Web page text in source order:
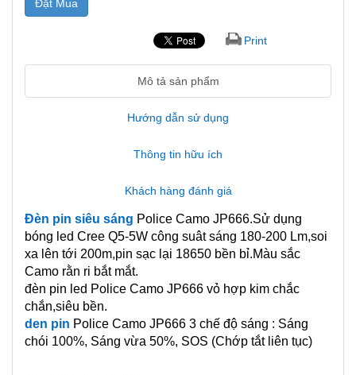
Đặt Mua
Print
Mô tả sản phẩm
Hướng dẫn sử dụng
Thông tin hữu ích
Khách hàng đánh giá
Đèn pin siêu sáng Police Camo JP666.Sử dụng
bóng led Cree Q5-5W công suât sáng 180-200 Lm,soi
xa lên tới 200m,pin sạc lại 18650 bền bỉ.Màu sắc
Camo rằn ri bắt mắt.
đèn pin led Police Camo JP666 vỏ hợp kim chắc
chắn,siêu bền.
den pin Police Camo JP666 3 chế độ sáng : Sáng
chói 100%, Sáng vừa 50%, SOS (Chớp tắt liên tục)